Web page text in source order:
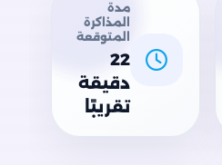
مدة
المذاكرة
المتوقعة
22
دقيقة
تقريبًا